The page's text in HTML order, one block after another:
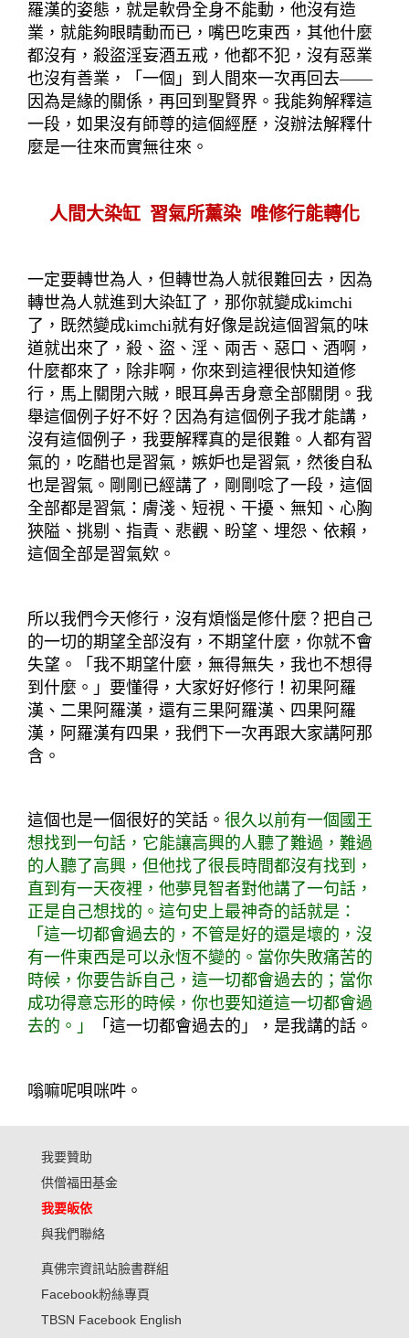
羅漢的姿態，就是軟骨全身不能動，他沒有造
業，就能夠眼睛動而已，嘴巴吃東西，其他什麼
都沒有，殺盜淫妄酒五戒，他都不犯，沒有惡業
也沒有善業，「一個」到人間來一次再回去——
因為是緣的關係，再回到聖賢界。我能夠解釋這
一段，如果沒有師尊的這個經歷，沒辦法解釋什
麼是一往來而實無往來。
人間大染缸 習氣所薰染 唯修行能轉化
一定要轉世為人，但轉世為人就很難回去，因為
轉世為人就進到大染缸了，那你就變成kimchi
了，既然變成kimchi就有好像是說這個習氣的味
道就出來了，殺、盜、淫、兩舌、惡口、酒啊，
什麼都來了，除非啊，你來到這裡很快知道修
行，馬上關閉六賊，眼耳鼻舌身意全部關閉。我
舉這個例子好不好？因為有這個例子我才能講，
沒有這個例子，我要解釋真的是很難。人都有習
氣的，吃醋也是習氣，嫉妒也是習氣，然後自私
也是習氣。剛剛已經講了，剛剛唸了一段，這個
全部都是習氣：膚淺、短視、干擾、無知、心胸
狹隘、挑剔、指責、悲觀、盼望、埋怨、依賴，
這個全部是習氣欸。
所以我們今天修行，沒有煩惱是修什麼？把自己
的一切的期望全部沒有，不期望什麼，你就不會
失望。「我不期望什麼，無得無失，我也不想得
到什麼。」要懂得，大家好好修行！初果阿羅
漢、二果阿羅漢，還有三果阿羅漢、四果阿羅
漢，阿羅漢有四果，我們下一次再跟大家講阿那
含。
這個也是一個很好的笑話。 很久以前有一個國王
想找到一句話，它能讓高興的人聽了難過，難過
的人聽了高興，但他找了很長時間都沒有找到，
直到有一天夜裡，他夢見智者對他講了一句話，
正是自己想找的。這句史上最神奇的話就是：
「這一切都會過去的，不管是好的還是壞的，沒
有一件東西是可以永恆不變的。當你失敗痛苦的
時候，你要告訴自己，這一切都會過去的；當你
成功得意忘形的時候，你也要知道這一切都會過
去的。」
「這一切都會過去的」，是我講的話。
嗡嘛呢唄咪吽。
我要贊助
供僧福田基金
我要皈依
與我們聯絡
真佛宗資訊站臉書群組
Facebook粉絲專頁
TBSN Facebook English